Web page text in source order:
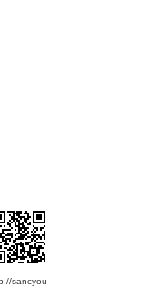
sancyou-